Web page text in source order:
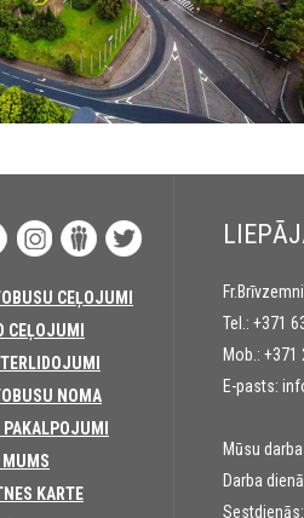
CEĻOJUMI
CEĻOJUMI
NOMA
MUMS
KARTE
Tel.: +371
Mob.: +371
E-pasts:
Mūsu
Darba